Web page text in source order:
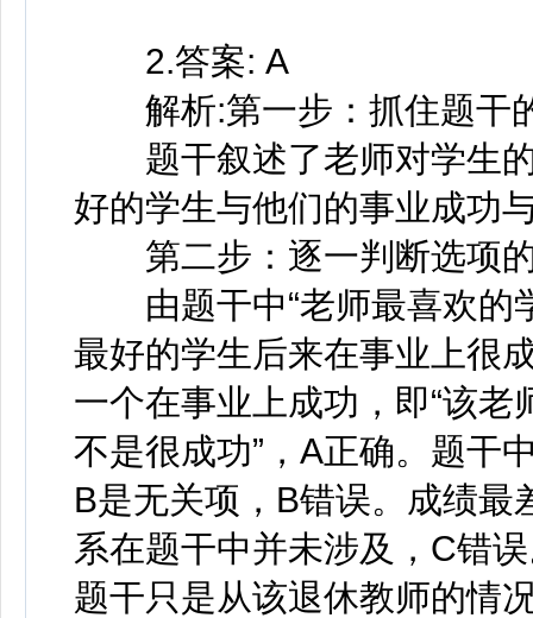
2.答案: A
解析:第一步：抓住题干
题干叙述了老师对学生的
好的学生与他们的事业成功
第二步：逐一判断选项
由题干中“老师最喜欢的
最好的学生后来在事业上很
一个在事业上成功，即“该
不是很成功”，A正确。题干
B是无关项，B错误。成绩最
系在题干中并未涉及，C错
题干只是从该退休教师的情